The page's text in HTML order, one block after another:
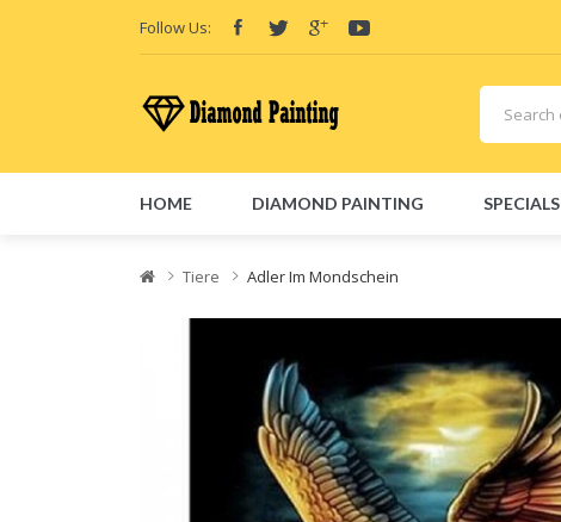
Follow Us:
HOME DIAMOND PAINTING SPECIALS
Tiere Adler Im Mondschein